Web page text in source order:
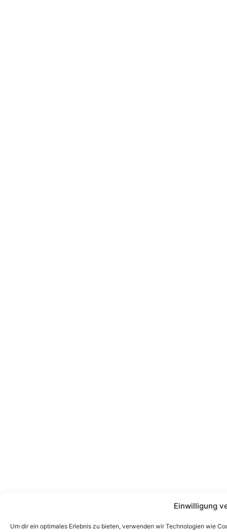
Einwilligung
Um dir ein optimales Erlebnis zu bieten, verwenden wir Technologien wie